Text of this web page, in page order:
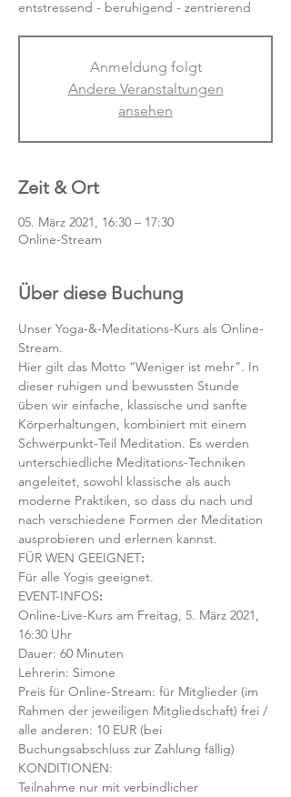
entstressend - beruhigend - zentrierend
Anmeldung folgt
Andere Veranstaltungen
ansehen
Zeit & Ort
05. März 2021, 16:30 – 17:30
Online-Stream
Über diese Buchung
Unser Yoga-&-Meditations-Kurs als Online-
Stream.
Hier gilt das Motto “Weniger ist mehr”. In
dieser ruhigen und bewussten Stunde
üben wir einfache, klassische und sanfte
Körperhaltungen, kombiniert mit einem
Schwerpunkt-Teil Meditation. Es werden
unterschiedliche Meditations-Techniken
angeleitet, sowohl klassische als auch
moderne Praktiken, so dass du nach und
nach verschiedene Formen der Meditation
ausprobieren und erlernen kannst.
FÜR WEN GEEIGNET:
Für alle Yogis geeignet.
EVENT-INFOS:
Online-Live-Kurs am Freitag, 5. März 2021,
16:30 Uhr
Dauer: 60 Minuten
Lehrerin: Simone
Preis für Online-Stream: für Mitglieder (im
Rahmen der jeweiligen Mitgliedschaft) frei /
alle anderen: 10 EUR (bei
Buchungsabschluss zur Zahlung fällig)
KONDITIONEN:
Teilnahme nur mit verbindlicher